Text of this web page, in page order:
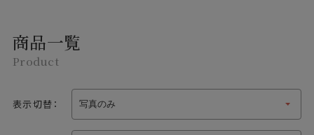
商品一覧
Product
表示切替：